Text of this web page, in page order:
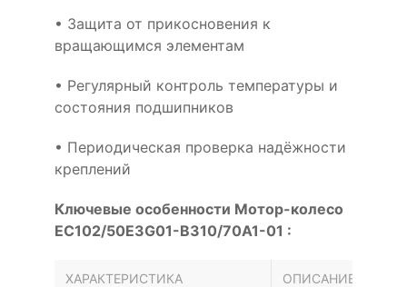
• Защита от прикосновения к
вращающимся элементам
• Регулярный контроль температуры и
состояния подшипников
• Периодическая проверка надёжности
креплений
Ключевые особенности Мотор-колесо
EC102/50E3G01-B310/70A1-01 :
ХАРАКТЕРИСТИКА ОПИСАНИЕ